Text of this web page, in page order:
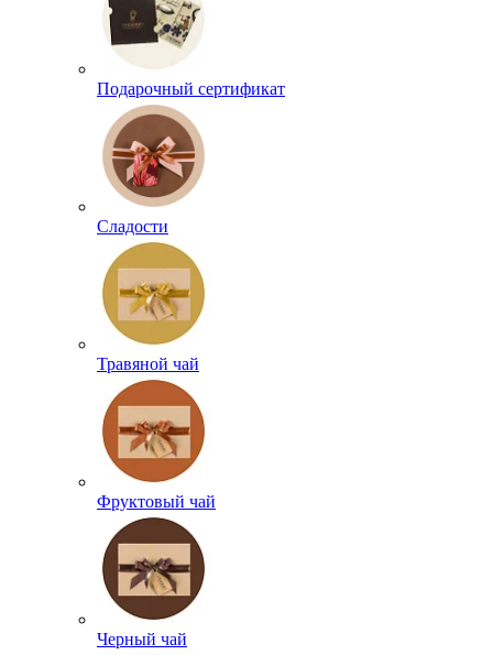
Подарочный сертификат
Сладости
Травяной чай
Фруктовый чай
Черный чай